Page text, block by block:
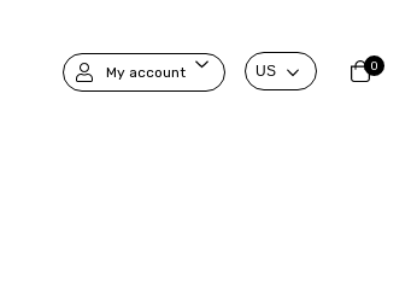
My account 0